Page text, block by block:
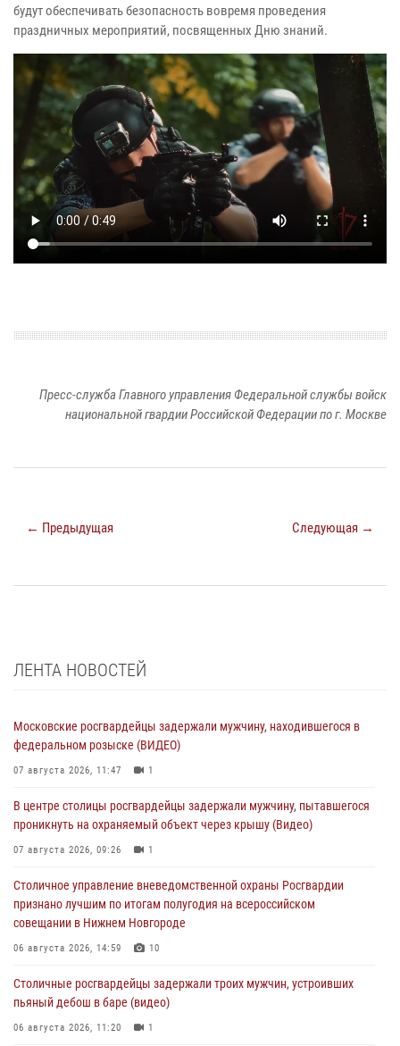
будут обеспечивать безопасность вовремя проведения
праздничных мероприятий, посвященных Дню знаний.
Пресс-служба Главного управления Федеральной службы войск
национальной гвардии Российской Федерации по г. Москве
← Предыдущая Следующая →
ЛЕНТА НОВОСТЕЙ
Московские росгвардейцы задержали мужчину, находившегося в
федеральном розыске (ВИДЕО)
07 августа 2026, 11:47 1
В центре столицы росгвардейцы задержали мужчину, пытавшегося
проникнуть на охраняемый объект через крышу (Видео)
07 августа 2026, 09:26 1
Столичное управление вневедомственной охраны Росгвардии
признано лучшим по итогам полугодия на всероссийском
совещании в Нижнем Новгороде
06 августа 2026, 14:59 10
Столичные росгвардейцы задержали троих мужчин, устроивших
пьяный дебош в баре (видео)
06 августа 2026, 11:20 1